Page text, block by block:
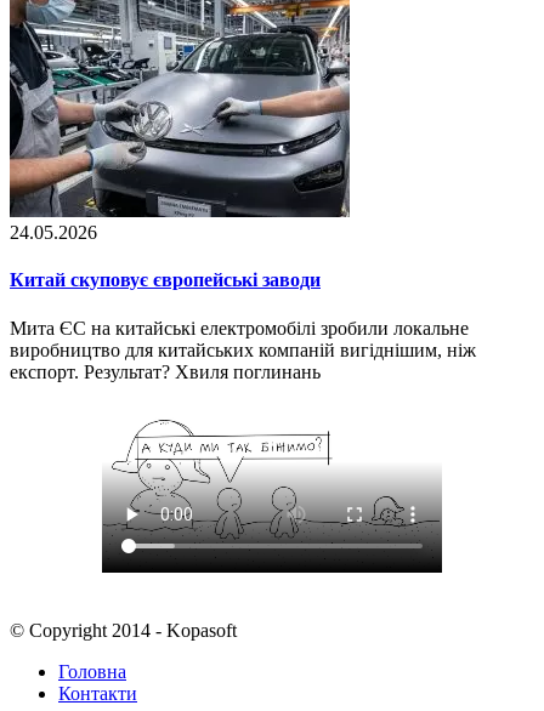
24.05.2026
Китай скуповує європейські заводи
Мита ЄС на китайські електромобілі зробили локальне
виробництво для китайських компаній вигіднішим, ніж
експорт. Результат? Хвиля поглинань
© Copyright 2014 - Kopasoft
Головна
Контакти